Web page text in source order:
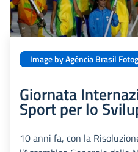
Image by Agência Brasil
Giornata
Sport per lo
10 anni fa, con la